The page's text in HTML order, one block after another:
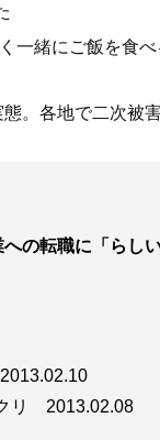
一緒にご飯を食
。各地で二次被
の転職に「らし
2013.02.10
リ 2013.02.08